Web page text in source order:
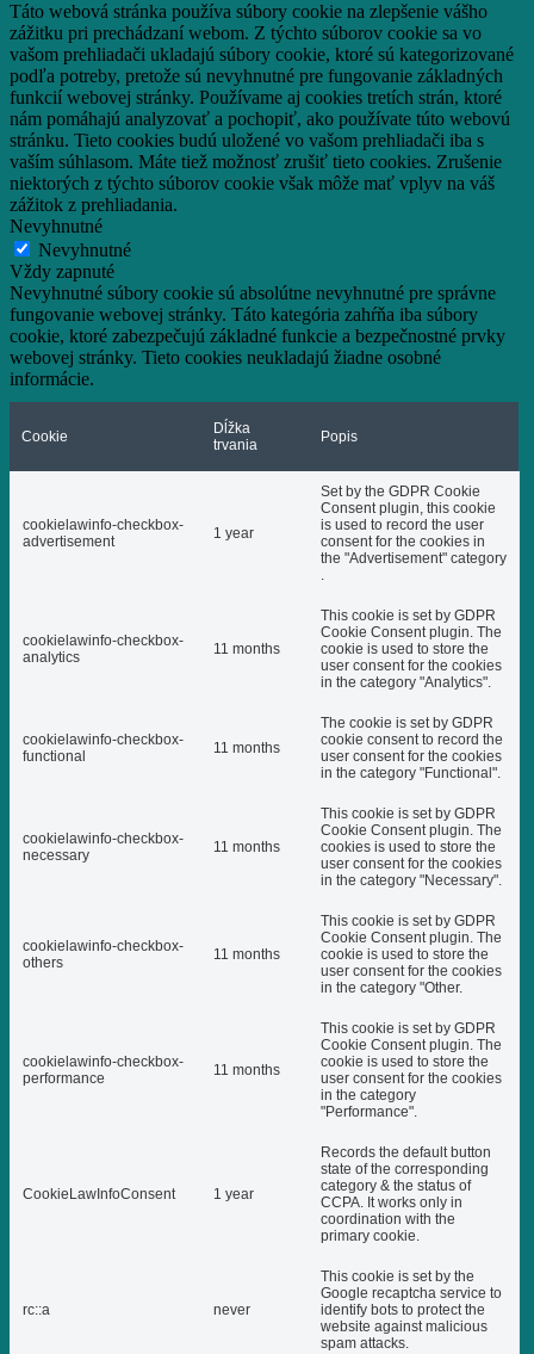
Táto webová stránka používa súbory cookie na zlepšenie vášho
zážitku pri prechádzaní webom. Z týchto súborov cookie sa vo
vašom prehliadači ukladajú súbory cookie, ktoré sú kategorizované
podľa potreby, pretože sú nevyhnutné pre fungovanie základných
funkcií webovej stránky. Používame aj cookies tretích strán, ktoré
nám pomáhajú analyzovať a pochopiť, ako používate túto webovú
stránku. Tieto cookies budú uložené vo vašom prehliadači iba s
vaším súhlasom. Máte tiež možnosť zrušiť tieto cookies. Zrušenie
niektorých z týchto súborov cookie však môže mať vplyv na váš
zážitok z prehliadania.
Nevyhnutné
Nevyhnutné
Vždy zapnuté
Nevyhnutné súbory cookie sú absolútne nevyhnutné pre správne
fungovanie webovej stránky. Táto kategória zahŕňa iba súbory
cookie, ktoré zabezpečujú základné funkcie a bezpečnostné prvky
webovej stránky. Tieto cookies neukladajú žiadne osobné
informácie.
Cookie
Dĺžka
trvania
Popis
cookielawinfo-checkbox-
advertisement
1 year
Set by the GDPR Cookie
Consent plugin, this cookie
is used to record the user
consent for the cookies in
the "Advertisement" category
.
cookielawinfo-checkbox-
analytics
11 months
This cookie is set by GDPR
Cookie Consent plugin. The
cookie is used to store the
user consent for the cookies
in the category "Analytics".
cookielawinfo-checkbox-
functional
11 months
The cookie is set by GDPR
cookie consent to record the
user consent for the cookies
in the category "Functional".
cookielawinfo-checkbox-
necessary
11 months
This cookie is set by GDPR
Cookie Consent plugin. The
cookies is used to store the
user consent for the cookies
in the category "Necessary".
cookielawinfo-checkbox-
others
11 months
This cookie is set by GDPR
Cookie Consent plugin. The
cookie is used to store the
user consent for the cookies
in the category "Other.
cookielawinfo-checkbox-
performance
11 months
This cookie is set by GDPR
Cookie Consent plugin. The
cookie is used to store the
user consent for the cookies
in the category
"Performance".
CookieLawInfoConsent 1 year
Records the default button
state of the corresponding
category & the status of
CCPA. It works only in
coordination with the
primary cookie.
rc::a never
This cookie is set by the
Google recaptcha service to
identify bots to protect the
website against malicious
spam attacks.